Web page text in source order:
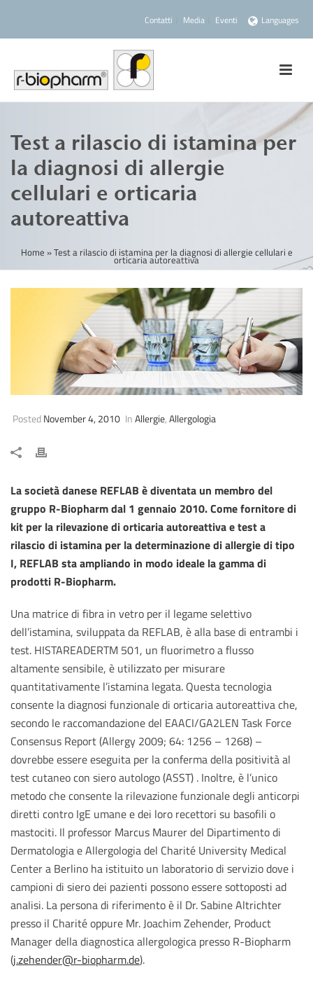
Contatti Media Eventi Languages
Test a rilascio di istamina per
la diagnosi di allergie
cellulari e orticaria
autoreattiva
Home »Test a rilascio di istamina per la diagnosi di allergie cellulari e
orticaria autoreattiva
PostedNovember 4, 2010 InAllergie,Allergologia
La società danese REFLAB è diventata un membro del
gruppo R-Biopharm dal 1 gennaio 2010. Come fornitore di
kit per la rilevazione di orticaria autoreattiva e test a
rilascio di istamina per la determinazione di allergie di tipo
I, REFLAB sta ampliando in modo ideale la gamma di
prodotti R-Biopharm.
Una matrice di fibra in vetro per il legame selettivo
dell’istamina, sviluppata da REFLAB, è alla base di entrambi i
test. HISTAREADERTM 501, un fluorimetro a flusso
altamente sensibile, è utilizzato per misurare
quantitativamente l’istamina legata. Questa tecnologia
consente la diagnosi funzionale di orticaria autoreattiva che,
secondo le raccomandazione del EAACI/GA2LEN Task Force
Consensus Report (Allergy 2009; 64: 1256 – 1268) –
dovrebbe essere eseguita per la conferma della positività al
test cutaneo con siero autologo (ASST) . Inoltre, è l’unico
metodo che consente la rilevazione funzionale degli anticorpi
diretti contro IgE umane e dei loro recettori su basofili o
mastociti. Il professor Marcus Maurer del Dipartimento di
Dermatologia e Allergologia del Charité University Medical
Center a Berlino ha istituito un laboratorio di servizio dove i
campioni di siero dei pazienti possono essere sottoposti ad
analisi. La persona di riferimento è il Dr. Sabine Altrichter
presso il Charité oppure Mr. Joachim Zehender, Product
Manager della diagnostica allergologica presso R-Biopharm
(j.zehender@r-biopharm.de).